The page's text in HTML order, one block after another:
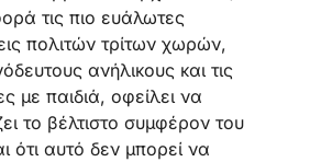
τις πιο ευάλωτες
πολιτών τρίτων χωρών,
ανήλικους και τις
με παιδιά, οφείλει να
το βέλτιστο συμφέρον του
ότι αυτό δεν μπορεί να